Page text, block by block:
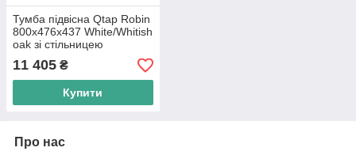
Тумба підвісна Qtap Robin
800х476х437 White/Whitish
oak зі стільницею
QT1379TPН8001WWO
11 405 ₴
Купити
Про нас